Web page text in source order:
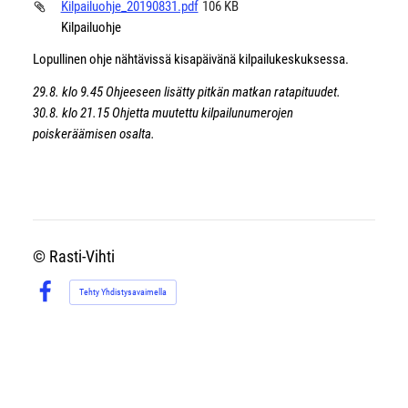
Kilpailuohje_20190831.pdf 106 KB
Kilpailuohje
Lopullinen ohje nähtävissä kisapäivänä kilpailukeskuksessa.
29.8. klo 9.45 Ohjeeseen lisätty pitkän matkan ratapituudet.
30.8. klo 21.15Ohjetta muutettu kilpailunumerojen
poiskeräämisen osalta.
© Rasti-Vihti
Facebook
Tehty Yhdistysavaimella